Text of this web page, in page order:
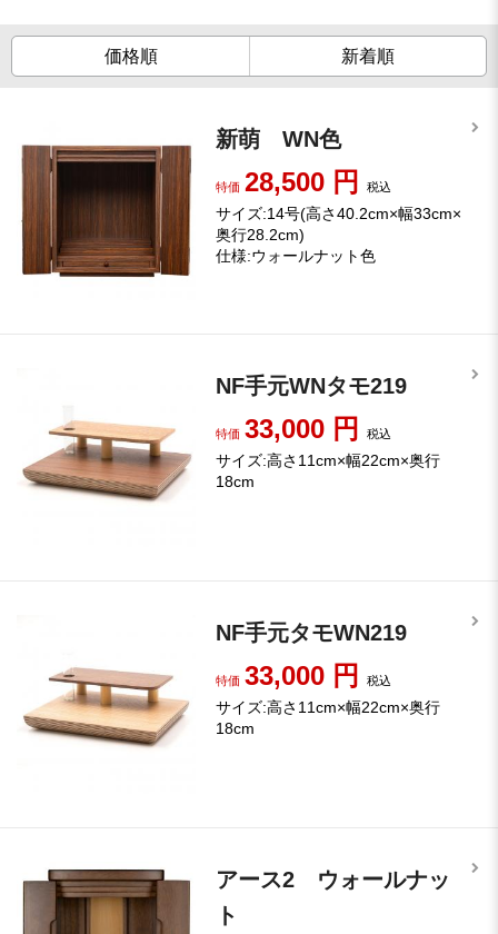
価格順 新着順
新萌 WN色
特価 28,500 円税込
サイズ:14号(高さ40.2cm×幅33cm×
奥行28.2cm)
仕様:ウォールナット色
NF手元WNタモ219
特価 33,000 円税込
サイズ:高さ11cm×幅22cm×奥行
18cm
NF手元タモWN219
特価 33,000 円税込
サイズ:高さ11cm×幅22cm×奥行
18cm
アース2 ウォールナッ
ト